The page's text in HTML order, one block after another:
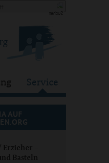
Service
AUF
–
Basteln